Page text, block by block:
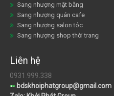
Sang nhượng mặt bằng
Sang nhượng quán cafe
Sang nhượng salon tóc
Sang nhượng shop thời trang
Liên hệ
0931.999.338
bdskhoiphatgroup@gmail.com